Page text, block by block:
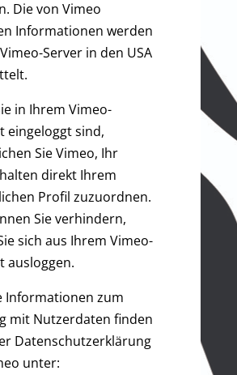
Die von Vimeo
Informationen werden
Server in den USA
in Ihrem Vimeo-
eingeloggt sind,
Sie Vimeo, Ihr
direkt Ihrem
Profil zuzuordnen.
Sie verhindern,
sich aus Ihrem Vimeo-
ausloggen.
Informationen zum
mit Nutzerdaten finden
Datenschutzerklärung
unter: